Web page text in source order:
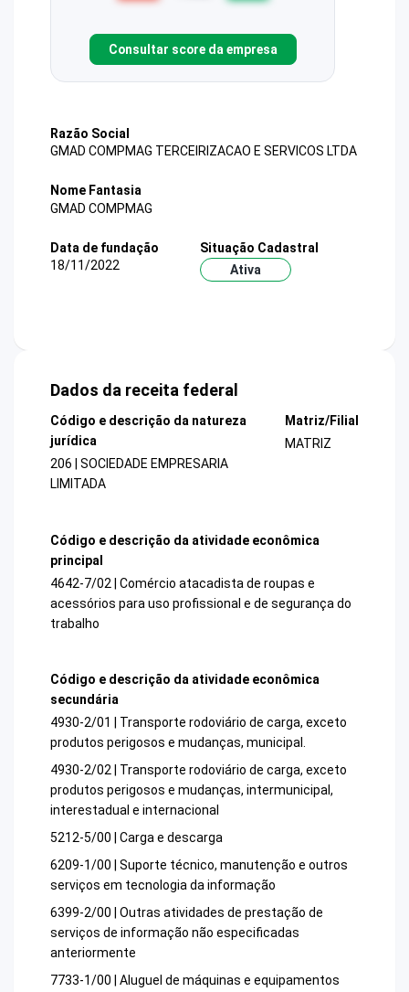
Consultar score da empresa
Razão Social
GMAD COMPMAG TERCEIRIZACAO E SERVICOS LTDA
Nome Fantasia
GMAD COMPMAG
Data de fundação
18/11/2022
Situação Cadastral
Ativa
Dados da receita federal
Código e descrição da natureza
jurídica
206 | SOCIEDADE EMPRESARIA
LIMITADA
Matriz/Filial
MATRIZ
Código e descrição da atividade econômica
principal
4642-7/02 | Comércio atacadista de roupas e
acessórios para uso profissional e de segurança do
trabalho
Código e descrição da atividade econômica
secundária
4930-2/01 | Transporte rodoviário de carga, exceto
produtos perigosos e mudanças, municipal.
4930-2/02 | Transporte rodoviário de carga, exceto
produtos perigosos e mudanças, intermunicipal,
interestadual e internacional
5212-5/00 | Carga e descarga
6209-1/00 | Suporte técnico, manutenção e outros
serviços em tecnologia da informação
6399-2/00 | Outras atividades de prestação de
serviços de informação não especificadas
anteriormente
7733-1/00 | Aluguel de máquinas e equipamentos